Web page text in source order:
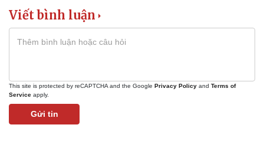
Viết bình luận
This site is protected by reCAPTCHA and the Google Privacy Policy and Terms of
Service apply.
Gửi tin